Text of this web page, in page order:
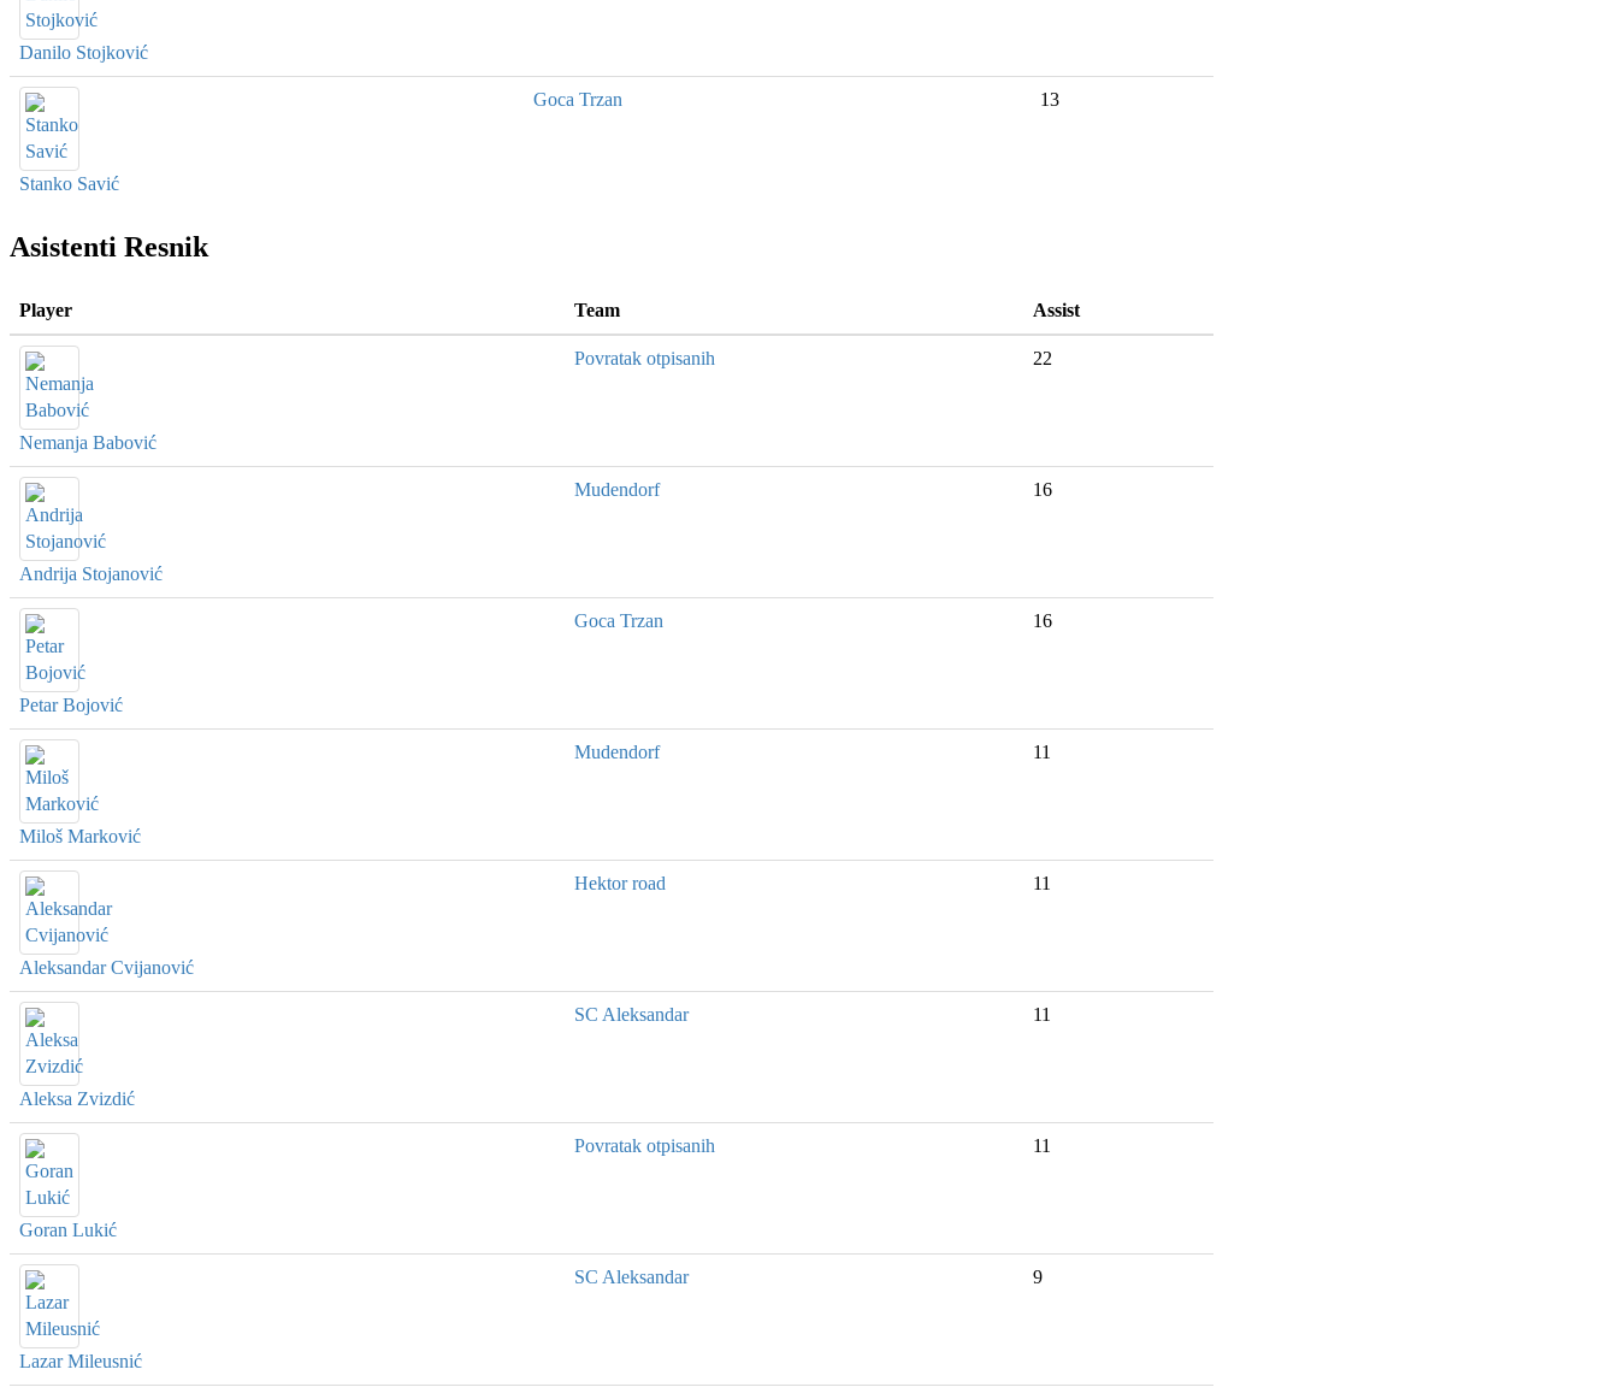
Danilo Stojković
Stanko Savić
Goca Trzan 13
Asistenti Resnik
Player Team Assist
Nemanja Babović
Povratak otpisanih 22
Andrija Stojanović
Mudendorf 16
Petar Bojović
Goca Trzan 16
Miloš Marković
Mudendorf 11
Aleksandar Cvijanović
Hektor road 11
Aleksa Zvizdić
SC Aleksandar 11
Goran Lukić
Povratak otpisanih 11
Lazar Mileusnić
SC Aleksandar 9